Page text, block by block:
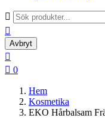


Avbryt

 0
Hem
Kosmetika
EKO Hårbalsam